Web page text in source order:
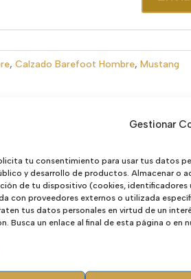
Gestionar
tu consentimiento para usar tus datos
y desarrollo de productos. Almacenar o
de tu dispositivo (cookies,
con proveedores externos o utilizada
tus datos personales en virtud de un
Busca un enlace al final de esta página o
,Calzado Barefoot Hombre,Mustang